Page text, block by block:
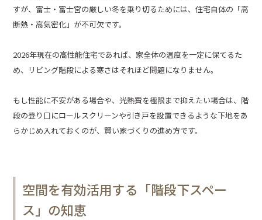
すが、富士・富士宮の厳しい冬を乗り切るためには、住宅自体の「高
断熱・高気密化」が不可欠です。
2026年現在の高性能住宅であれば、家全体の温度を一定に保てるた
め、リビング階段による寒さはそれほど問題になりません。
もし性能に不安がある場合や、光熱費を極限まで抑えたい場合は、階
段の登り口にロールスクリーンや引き戸を設置できるような下地をあ
らかじめ入れておくのが、賢い家づくりの進め方です。
空間を有効活用する「階段下スペー
ス」の知恵